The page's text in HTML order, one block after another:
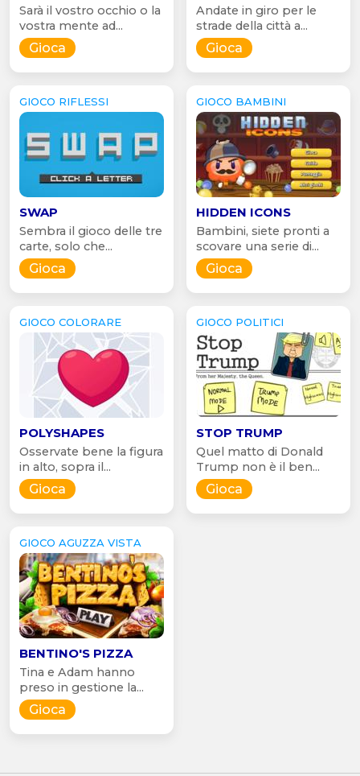
Sarà il vostro occhio o la
vostra mente ad...
Gioca
Andate in giro per le
strade della città a...
Gioca
GIOCO RIFLESSI
SWAP
Sembra il gioco delle tre
carte, solo che...
Gioca
GIOCO BAMBINI
HIDDEN ICONS
Bambini, siete pronti a
scovare una serie di...
Gioca
GIOCO COLORARE
POLYSHAPES
Osservate bene la figura
in alto, sopra il...
Gioca
GIOCO POLITICI
STOP TRUMP
Quel matto di Donald
Trump non è il ben...
Gioca
GIOCO AGUZZA VISTA
BENTINO'S PIZZA
Tina e Adam hanno
preso in gestione la...
Gioca